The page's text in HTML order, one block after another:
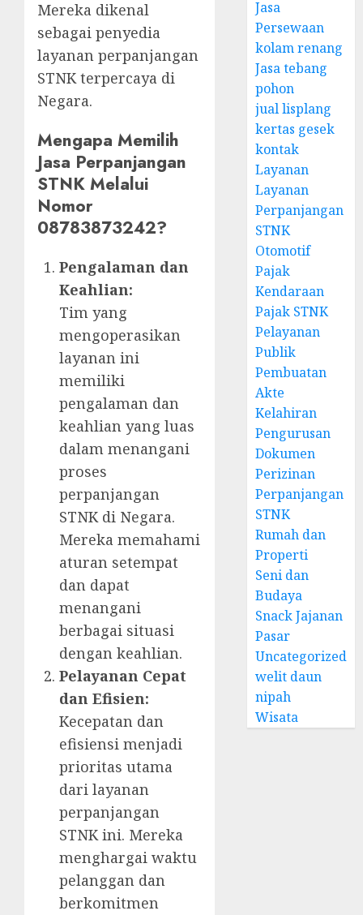
Mereka dikenal
sebagai penyedia
layanan perpanjangan
STNK terpercaya di
Negara.
Mengapa Memilih
Jasa Perpanjangan
STNK Melalui
Nomor
08783873242?
Pengalaman dan
Keahlian:
Tim yang
mengoperasikan
layanan ini
memiliki
pengalaman dan
keahlian yang luas
dalam menangani
proses
perpanjangan
STNK di Negara.
Mereka memahami
aturan setempat
dan dapat
menangani
berbagai situasi
dengan keahlian.
Pelayanan Cepat
dan Efisien:
Kecepatan dan
efisiensi menjadi
prioritas utama
dari layanan
perpanjangan
STNK ini. Mereka
menghargai waktu
pelanggan dan
berkomitmen
Jasa
Persewaan
kolam renang
Jasa tebang
pohon
jual lisplang
kertas gesek
kontak
Layanan
Layanan
Perpanjangan
STNK
Otomotif
Pajak
Kendaraan
Pajak STNK
Pelayanan
Publik
Pembuatan
Akte
Kelahiran
Pengurusan
Dokumen
Perizinan
Perpanjangan
STNK
Rumah dan
Properti
Seni dan
Budaya
Snack Jajanan
Pasar
Uncategorized
welit daun
nipah
Wisata